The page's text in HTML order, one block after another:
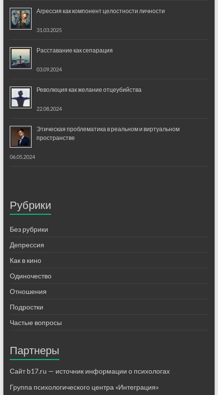
Агрессия как компонент целостности личности
31.03.2025
Расставание как сепарация
03.09.2024
Революция как желание отцеубийства
22.08.2024
Этическая проблематика в реальном и виртуальном
пространстве
06.05.2024
Рубрики
Без рубрики
Депрессия
Как в кино
Одиночество
Отношения
Подростки
Частые вопросы
Партнеры
Сайт b17.ru — источник информации о психологах
Группа психологического центра «Интеграция»